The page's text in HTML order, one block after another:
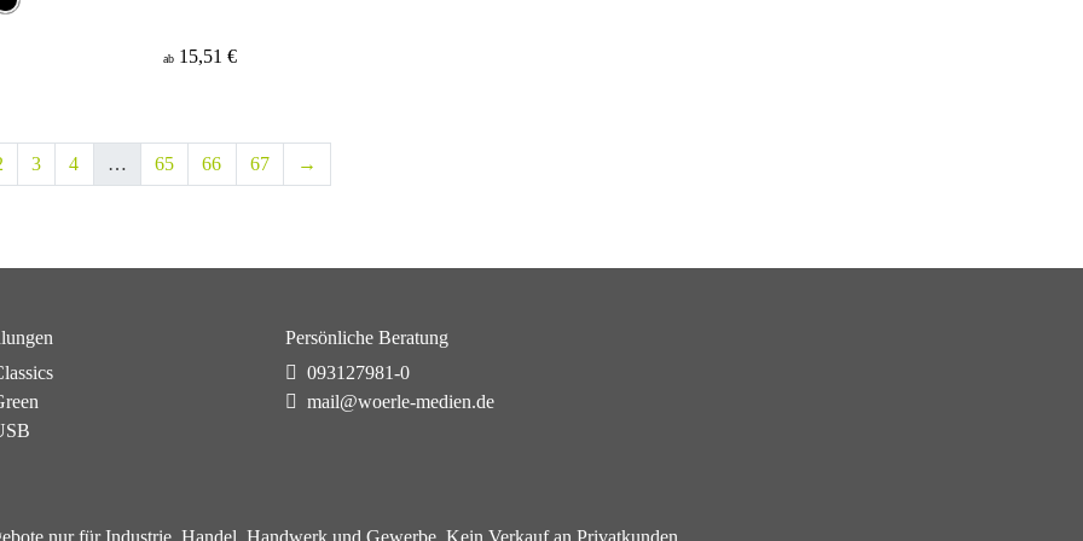
ab 15,51 €
3 4 … 65 66 67 →
Persönliche Beratung
093127981-0
mail@woerle-medien.de
nur für Industrie, Handel, Handwerk und Gewerbe. Kein Verkauf an Privatkunden.